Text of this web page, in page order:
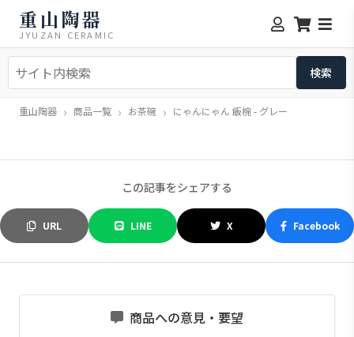
重山陶器
JYUZAN CERAMIC
重山陶器 商品一覧 お茶碗 にゃんにゃん 飯椀 - グレー
この記事をシェアする
URL LINE X Facebook
商品への意見・要望